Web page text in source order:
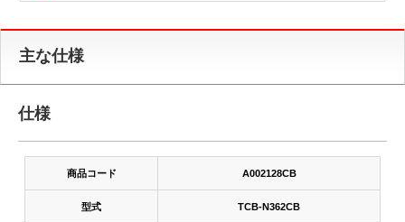
主な仕様
仕様
商品コード A002128CB
型式 TCB-N362CB